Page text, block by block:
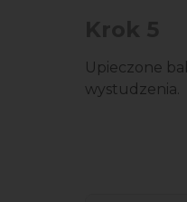
Upieczone
wystudzenia.